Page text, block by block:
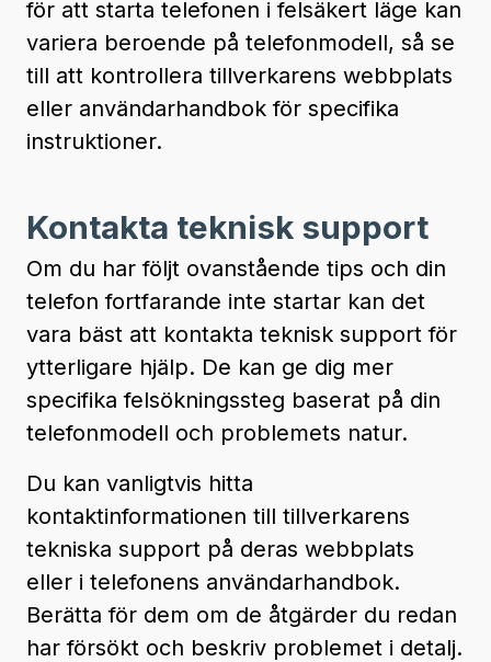
för att starta telefonen i felsäkert läge kan
variera beroende på telefonmodell, så se
till att kontrollera tillverkarens webbplats
eller användarhandbok för specifika
instruktioner.
Kontakta teknisk support
Om du har följt ovanstående tips och din
telefon fortfarande inte startar kan det
vara bäst att kontakta teknisk support för
ytterligare hjälp. De kan ge dig mer
specifika felsökningssteg baserat på din
telefonmodell och problemets natur.
Du kan vanligtvis hitta
kontaktinformationen till tillverkarens
tekniska support på deras webbplats
eller i telefonens användarhandbok.
Berätta för dem om de åtgärder du redan
har försökt och beskriv problemet i detalj.